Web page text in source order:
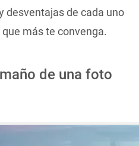
desventajas de cada uno
más te convenga.
de una foto